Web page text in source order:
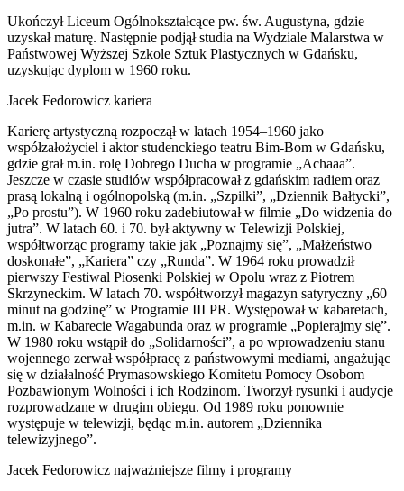
Ukończył Liceum Ogólnokształcące pw. św. Augustyna, gdzie
uzyskał maturę. Następnie podjął studia na Wydziale Malarstwa w
Państwowej Wyższej Szkole Sztuk Plastycznych w Gdańsku,
uzyskując dyplom w 1960 roku.
Jacek Fedorowicz kariera
Karierę artystyczną rozpoczął w latach 1954–1960 jako
współzałożyciel i aktor studenckiego teatru Bim-Bom w Gdańsku,
gdzie grał m.in. rolę Dobrego Ducha w programie „Achaaa”.
Jeszcze w czasie studiów współpracował z gdańskim radiem oraz
prasą lokalną i ogólnopolską (m.in. „Szpilki”, „Dziennik Bałtycki”,
„Po prostu”). W 1960 roku zadebiutował w filmie „Do widzenia do
jutra”. W latach 60. i 70. był aktywny w Telewizji Polskiej,
współtworząc programy takie jak „Poznajmy się”, „Małżeństwo
doskonałe”, „Kariera” czy „Runda”. W 1964 roku prowadził
pierwszy Festiwal Piosenki Polskiej w Opolu wraz z Piotrem
Skrzyneckim. W latach 70. współtworzył magazyn satyryczny „60
minut na godzinę” w Programie III PR. Występował w kabaretach,
m.in. w Kabarecie Wagabunda oraz w programie „Popierajmy się”.
W 1980 roku wstąpił do „Solidarności”, a po wprowadzeniu stanu
wojennego zerwał współpracę z państwowymi mediami, angażując
się w działalność Prymasowskiego Komitetu Pomocy Osobom
Pozbawionym Wolności i ich Rodzinom. Tworzył rysunki i audycje
rozprowadzane w drugim obiegu. Od 1989 roku ponownie
występuje w telewizji, będąc m.in. autorem „Dziennika
telewizyjnego”.
Jacek Fedorowicz najważniejsze filmy i programy